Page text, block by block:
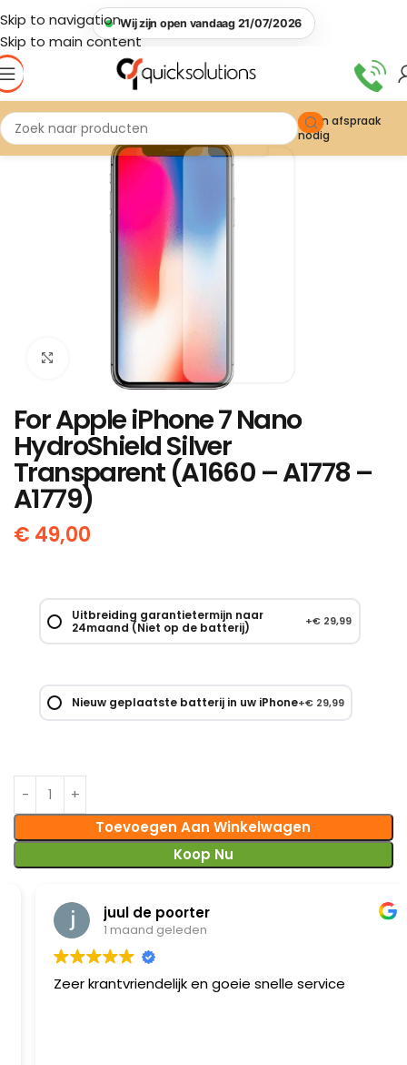
Wij zijn open vandaag 21/07/2026
Skip to navigation
Skip to main content
Geen afspraak
nodig
Click to enlarge
For Apple iPhone 7 Nano
HydroShield Silver
Transparent (A1660 – A1778 –
A1779)
€ 49,00
Uitbreiding garantietermijn naar
24maand (Niet op de batterij)
+€ 29,99
Nieuw geplaatste batterij in uw iPhone+€29,99
Toevoegen Aan Winkelwagen
Koop Nu
juul de poorter
1 maand geleden
Zeer krantvriendelijk en goeie snelle service